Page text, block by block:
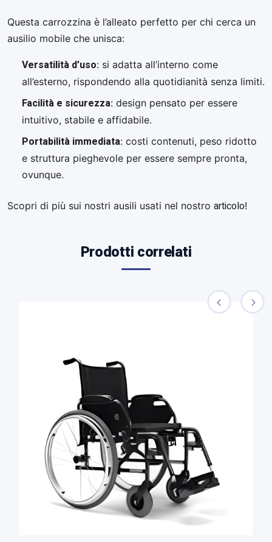
Questa carrozzina è l’alleato perfetto per chi cerca un
ausilio mobile che unisca:
Versatilità d’uso: si adatta all’interno come
all’esterno, rispondendo alla quotidianità senza limiti.
Facilità e sicurezza: design pensato per essere
intuitivo, stabile e affidabile.
Portabilità immediata: costi contenuti, peso ridotto
e struttura pieghevole per essere sempre pronta,
ovunque.
Scopri di più sui nostri ausili usati nel nostro articolo!
Prodotti correlati